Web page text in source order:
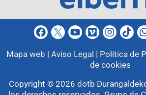
Mapa web | Aviso Legal | Política de
de cookies
Copyright © 2026 dotb